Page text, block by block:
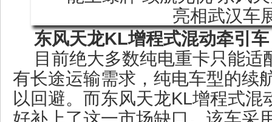
东风天龙KL增程式混动牵引车
目前绝大多数纯电重卡只能适
有长途运输需求，纯电车型的续
以回避。而东风天龙KL增程式混